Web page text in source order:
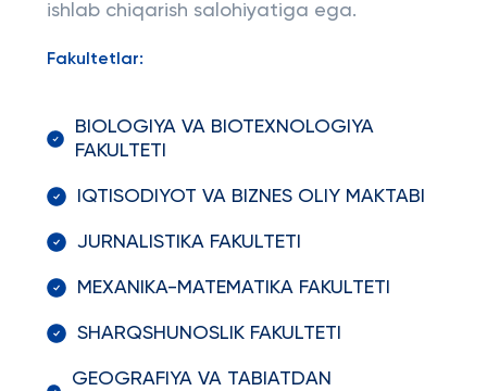
ishlab chiqarish salohiyatiga ega.
Fakultetlar:
BIOLOGIYA VA BIOTEXNOLOGIYA
FAKULTETI
IQTISODIYOT VA BIZNES OLIY MAKTABI
JURNALISTIKA FAKULTETI
MEXANIKA-MATEMATIKA FAKULTETI
SHARQSHUNOSLIK FAKULTETI
GEOGRAFIYA VA TABIATDAN